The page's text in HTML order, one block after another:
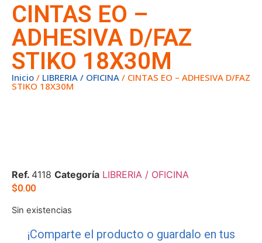
CINTAS EO –
ADHESIVA D/FAZ
STIKO 18X30M
Inicio / LIBRERIA / OFICINA / CINTAS EO – ADHESIVA D/FAZ
STIKO 18X30M
Ref. 4118 Categoría LIBRERIA / OFICINA
$0.00
Sin existencias
¡Comparte el producto o guardalo en tus